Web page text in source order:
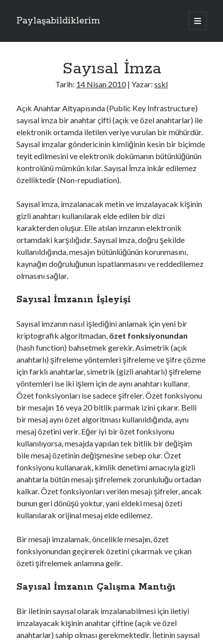
Paylaşabildiklerim
a
n
m
Y
e
n
ü
Exchange Server(2)
Laravel(1)
PHP(3)
Sistem (17)
Kriptoloji(7)
Linux(4)
Oracle Solaris(1)
Windows(5)
Sayısal İmza
Tarih: 14 Nisan 2010| Yazar: sskl
Açık Anahtar Altyapısında (Public Key Infrastructure)
sayısal imza bir anahtar çifti (açık ve özel anahtarlar) ile
elektronik ortamda iletilen veriye vurulan bir mühürdür.
Sayısal imzalar göndericinin kimliğinin kesin bir biçimde
teyit edilmesini ve elektronik dokümanın bütünlüğünün
kontrolünü mümkün kılar. Sayısal İmza inkâr edilemez
özelliktedir (Non-repudiation).
Sayısal imza, imzalanacak metin ve imzalayacak kişinin
gizli anahtarı kullanılarak elde edilen bir dizi
karakterden oluşur. Elle atılan imzanın elektronik
ortamdaki karşılığıdır. Sayısal imza, doğru şekilde
kullanıldığında, mesajın bütünlüğünün korunmasını,
kaynağın doğruluğunun ispatlanmasını ve reddedilemez
olmasını sağlar.
Sayısal İmzanın İşleyişi
Sayısal imzanın nasıl işlediğini anlamak için yeni bir
kriptografik algoritmadan, özet fonksiyonundan
(hash function) bahsetmek gerekir. Asimetrik (açık
anahtarlı) şifreleme yöntemleri şifreleme ve şifre çözme
için farklı anahtarlar, simetrik (gizli anahtarlı) şifreleme
yöntemleri ise iki işlem için de aynı anahtarı kullanır.
Özet fonksiyonları ise sadece şifreler. Özet fonksiyonu
bir mesajın 16 veya 20 bitlik parmak izini çıkarır. Belli
bir mesaj aynı özet algoritması kullanıldığında, aynı
mesaj özetini verir. Eğer iyi bir özet fonksiyonu
kullanılıyorsa, mesajda yapılan tek bitlik bir değişim
bile mesaj özetinin değişmesine sebep olur. Özet
fonksiyonu kullanarak, kimlik denetimi amacıyla gizli
anahtarla bütün mesajı şifrelemek zorunluluğu ortadan
kalkar. Özet fonksiyonları verilen mesajı şifreler, ancak
bunun geri dönüşü yoktur, yani eldeki mesaj özeti
kullanılarak orijinal mesaj elde edilemez.
Bir mesajı imzalamak, öncelikle mesajın, özet
fonksiyonundan geçirerek özetini çıkarmak ve çıkan
özeti şifrelemek anlamına gelir.
Sayısal İmzanın Çalışma Mantığı
Bir iletinin sayısal olarak imzalanabilmesi için iletiyi
imzalayacak kişinin anahtar çiftine (açık ve özel
anahtarlar) sahip olması gerekmektedir. İletinin sayısal